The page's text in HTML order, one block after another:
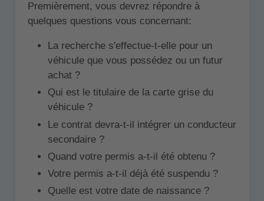
Premièrement, vous devrez répondre à
quelques questions vous concernant:
La recherche s'effectue-t-elle pour un
véhicule que vous possédez ou un futur
achat ?
Qui est le titulaire de la carte grise du
véhicule ?
Le contrat devra-t-il intégrer un conducteur
secondaire ?
Quand votre permis a-t-il été obtenu ?
Votre permis a-t-il déjà été suspendu ?
Quelle est votre date de naissance ?